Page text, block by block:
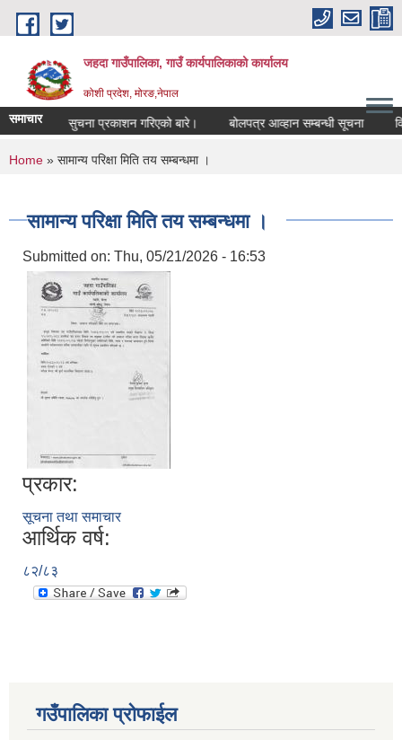
Skip to main content
जहदा गाउँपालिका, गाउँ कार्यपालिकाको कार्यालय
कोशी प्रदेश, मोरङ,नेपाल
समाचार
भुमि सम्बन्धी सुचना प्रकाशन गरिएको बारे। बोलपत्र आव्हान सम्बन्धी सूचना
You are here
Home » सामान्य परिक्षा मिति तय सम्बन्धमा ।
सामान्य परिक्षा मिति तय सम्बन्धमा ।
Submitted on: Thu, 05/21/2026 - 16:53
प्रकार:
सूचना तथा समाचार
आर्थिक वर्ष:
८२/८३
गउँपालिका प्रोफाईल